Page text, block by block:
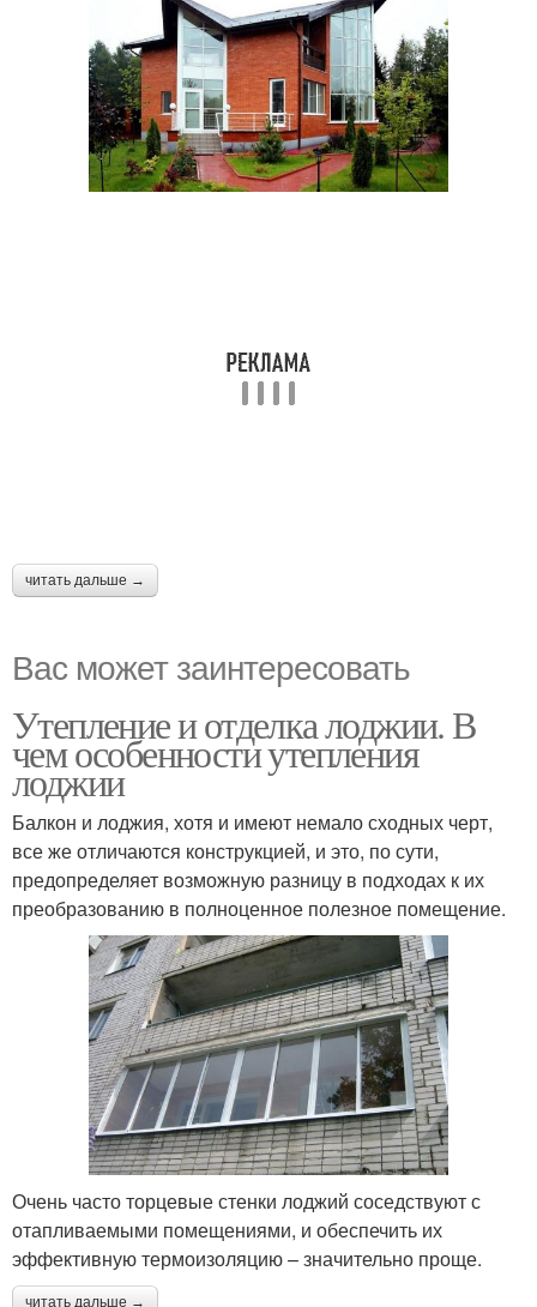
читать дальше →
Вас может заинтересовать
Утепление и отделка лоджии. В
чем особенности утепления
лоджии
Балкон и лоджия, хотя и имеют немало сходных черт,
все же отличаются конструкцией, и это, по сути,
предопределяет возможную разницу в подходах к их
преобразованию в полноценное полезное помещение.
Очень часто торцевые стенки лоджий соседствуют с
отапливаемыми помещениями, и обеспечить их
эффективную термоизоляцию – значительно проще.
читать дальше →